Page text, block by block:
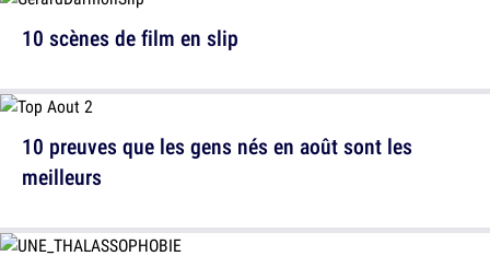
10 scènes de film en slip
10 preuves que les gens nés en août sont les
meilleurs